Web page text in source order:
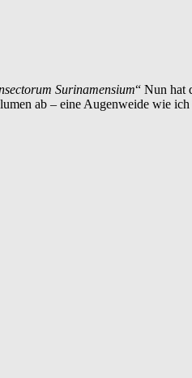
Surinamensium“ Nun hat
ab – eine Augenweide wie